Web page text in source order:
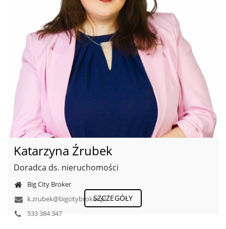
Katarzyna Źrubek
Doradca ds. nieruchomości
Big City Broker
k.zrubek@bigcitybroker.pl
533 384 347
SZCZEGÓŁY